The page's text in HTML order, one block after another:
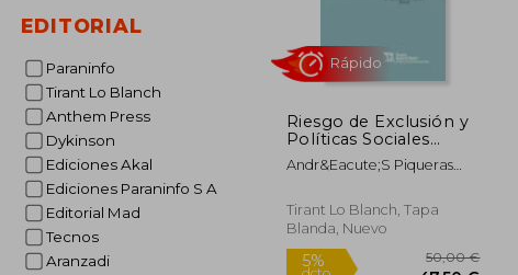
EDITORIAL
Paraninfo
Tirant Lo Blanch
Anthem Press
Dykinson
Ediciones Akal
Ediciones Paraninfo S A
Editorial Mad
Tecnos
Aranzadi
Riesgo de Exclusión y
Políticas Sociales
Autonómicas en
España (Políticas de
Andr&Eacute;S Piqueras
Tirant Lo Blanch, Tapa
Blanda, Nuevo